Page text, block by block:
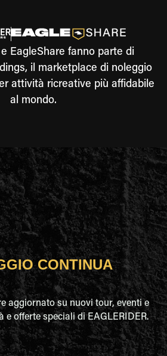
e EagleShare fanno parte di
il marketplace di noleggio
attività ricreative più affidabile
al mondo.
CONTINUA
aggiornato su nuovi tour, eventi e
e offerte speciali di EAGLERIDER.